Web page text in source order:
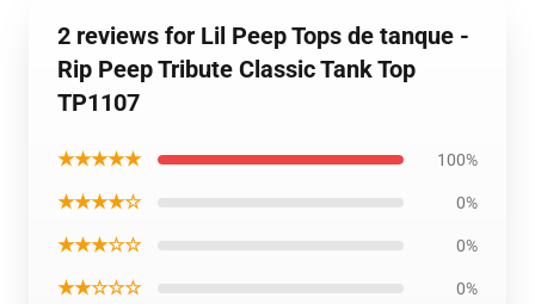
2 reviews for Lil Peep Tops de tanque -
Rip Peep Tribute Classic Tank Top
TP1107
★★★★★ 100%
★★★★☆ 0%
★★★☆☆ 0%
★★☆☆☆ 0%